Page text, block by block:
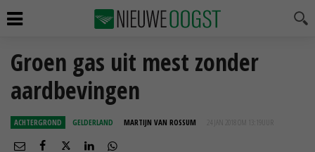
Groen gas uit mest zonder
aardbevingen
ACHTERGROND GELDERLAND MARTIJN VAN ROSSUM 24 JAN 2018 OM 13:19